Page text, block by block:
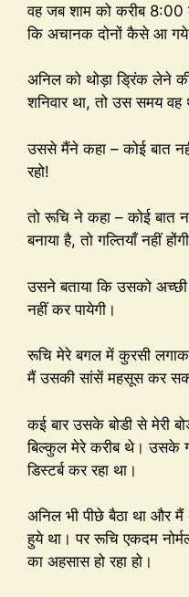
वह जब शाम को करीब 8:00
कि अचानक दोनों कैसे आ
अनिल को थोड़ा ड्रिंक लेने
शनिवार था, तो उस समय वह
उससे मैंने कहा – कोई बात
रहो!
तो रूचि ने कहा – कोई बात
बनाया है, तो गल्तियाँ नहीं
उसने बताया कि उसको अच्छी
नहीं कर पायेगी।
रूचि मेरे बगल में कुरसी
मैं उसकी सांसें महसूस कर
कई बार उसके बोडी से मेरी
बिल्कुल मेरे करीब थे। उसके
डिस्टर्ब कर रहा था।
अनिल भी पीछे बैठा था और
हुये था। पर रूचि एकदम
का अहसास हो रहा हो।